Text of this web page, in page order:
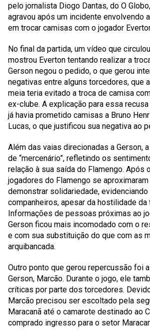
pelo jornalista Diogo Dantas, do O
agravou após um incidente envolvendo
em trocar camisas com o jogador
No final da partida, um vídeo que
mostrou Everton tentando realizar a
Gerson negou o pedido, o que gerou
negativas entre alguns torcedores, que
meia teria evitado a troca de camisa
ex-clube. A explicação para essa
já havia prometido camisas a Bruno
Lucas, o que justificou sua negativa ao
Além das vaias direcionadas a Gerson,
de “mercenário”, refletindo os
relação à sua saída do Flamengo. Após
jogadores do Flamengo se
demonstrar solidariedade,
companheiros, apesar da hostilidade da
Informações de pessoas próximas ao
Gerson ficou mais incomodado com o
e com sua substituição do que com as
arquibancada.
Outro ponto que gerou repercussão foi
Gerson, Marcão. Durante o jogo, ele
críticas por parte dos torcedores.
Marcão precisou ser escoltado pela
Maracanã até o camarote destinado ao
comprado ingresso para o setor